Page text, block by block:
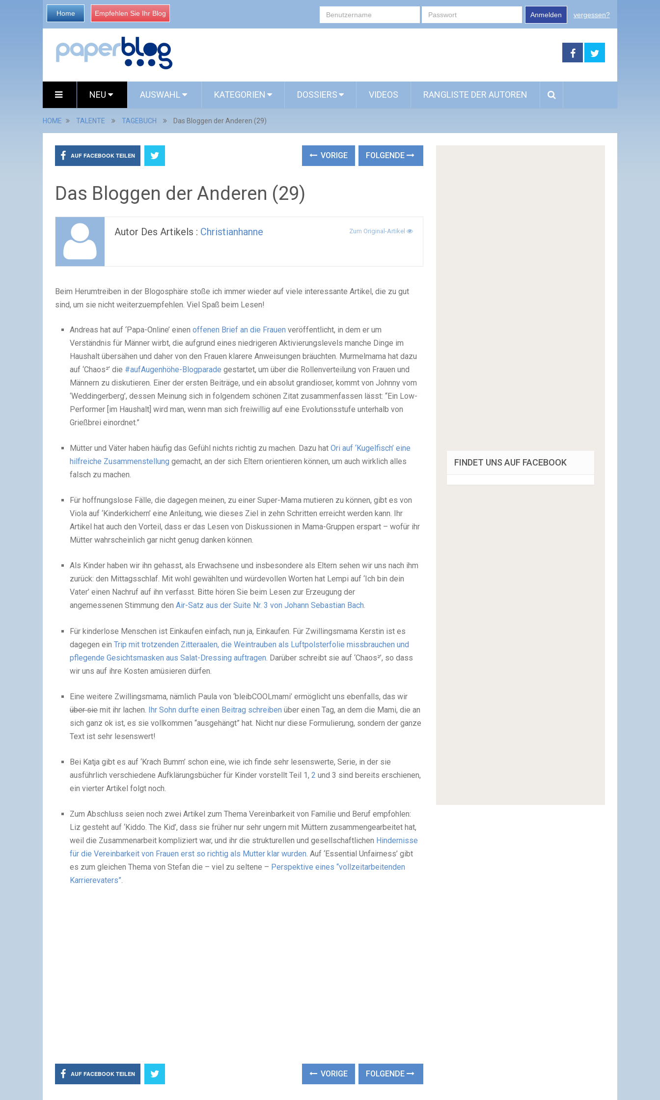
Home Empfehlen Sie Ihr Blog Anmelden vergessen?
NEU AUSWAHL KATEGORIEN DOSSIERS VIDEOS RANGLISTE DER AUTOREN
HOME TALENTE TAGEBUCH Das Bloggen der Anderen (29)
AUF FACEBOOK TEILEN VORIGE FOLGENDE
Das Bloggen der Anderen (29)
Autor Des Artikels : Christianhanne Zum Original-Artikel
Beim Herumtreiben in der Blogosphäre stoße ich immer wieder auf viele interessante Artikel, die zu gut
sind, um sie nicht weiterzuempfehlen. Viel Spaß beim Lesen!
Andreas hat auf ‘Papa-Online’ einenoffenen Brief an die Frauen veröffentlicht, in dem er um
Verständnis für Männer wirbt, die aufgrund eines niedrigeren Aktivierungslevels manche Dinge im
Haushalt übersähen und daher von den Frauen klarere Anweisungen bräuchten. Murmelmama hat dazu
auf ‘Chaos²’ die #aufAugenhöhe-Blogparade gestartet, um über die Rollenverteilung von Frauen und
Männern zu diskutieren. Einer der ersten Beiträge, und ein absolut grandioser, kommt von Johnny vom
‘Weddingerberg’, dessen Meinung sich in folgendem schönen Zitat zusammenfassen lässt: “Ein Low-
Performer [im Haushalt] wird man, wenn man sich freiwillig auf eine Evolutionsstufe unterhalb von
Grießbrei einordnet.”
Mütter und Väter haben häufig das Gefühl nichts richtig zu machen. Dazu hatOri auf ‘Kugelfisch’ eine
hilfreiche Zusammenstellung gemacht, an der sich Eltern orientieren können, um auch wirklich alles
falsch zu machen.
Für hoffnungslose Fälle, die dagegen meinen, zu einer Super-Mama mutieren zu können, gibt es von
Viola auf ‘Kinderkichern’ eine Anleitung, wie dieses Ziel in zehn Schritten erreicht werden kann. Ihr
Artikel hat auch den Vorteil, dass er das Lesen von Diskussionen in Mama-Gruppen erspart – wofür ihr
Mütter wahrscheinlich gar nicht genug danken können.
Als Kinder haben wir ihn gehasst, als Erwachsene und insbesondere als Eltern sehen wir uns nach ihm
zurück: den Mittagsschlaf. Mit wohl gewählten und würdevollen Worten hat Lempi auf ‘Ich bin dein
Vater’ einen Nachruf auf ihn verfasst. Bitte hören Sie beim Lesen zur Erzeugung der
angemessenen Stimmung denAir-Satz aus der Suite Nr. 3 von Johann Sebastian Bach.
Für kinderlose Menschen ist Einkaufen einfach, nun ja, Einkaufen. Für Zwillingsmama Kerstin ist es
dagegen einTrip mit trotzenden Zitteraalen, die Weintrauben als Luftpolsterfolie missbrauchen und
pflegende Gesichtsmasken aus Salat-Dressing auftragen . Darüber schreibt sie auf ‘Chaos²’, so dass
wir uns auf ihre Kosten amüsieren dürfen.
Eine weitere Zwillingsmama, nämlich Paula von ‘bleibCOOLmami’ ermöglicht uns ebenfalls, das wir
über siemit ihr lachen. Ihr Sohn durfte einen Beitrag schreiben über einen Tag, an dem die Mami, die an
sich ganz ok ist, es sie vollkommen “ausgehängt” hat. Nicht nur diese Formulierung, sondern der ganze
Text ist sehr lesenswert!
Bei Katja gibt es auf ‘Krach Bumm’ schon eine, wie ich finde sehr lesenswerte, Serie, in der sie
ausführlich verschiedene Aufklärungsbücher für Kinder vorstellt Teil 1,2 und 3 sind bereits erschienen,
ein vierter Artikel folgt noch.
Zum Abschluss seien noch zwei Artikel zum Thema Vereinbarkeit von Familie und Beruf empfohlen:
Liz gesteht auf ‘Kiddo. The Kid’, dass sie früher nur sehr ungern mit Müttern zusammengearbeitet hat,
weil die Zusammenarbeit kompliziert war, und ihr die strukturellen und gesellschaftlichen Hindernisse
für die Vereinbarkeit von Frauen erst so richtig als Mutter klar wurden. Auf ‘Essential Unfairness’ gibt
es zum gleichen Thema von Stefan die – viel zu seltene – Perspektive eines “vollzeitarbeitenden
Karrierevaters”.
AUF FACEBOOK TEILEN VORIGE FOLGENDE
FINDET UNS AUF FACEBOOK